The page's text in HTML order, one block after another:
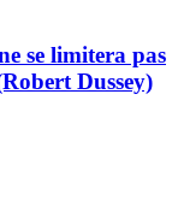
se limitera pas
Dussey)